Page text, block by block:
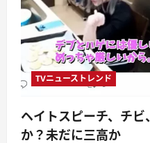
TVニューストレンド
ヘイトスピーチ、チ
か？未だに三高か